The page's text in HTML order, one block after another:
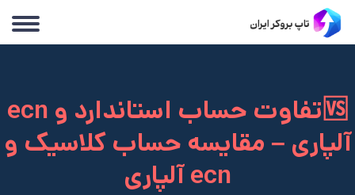
🆚تفاوت حساب استاندارد و ecn
آلپاری – مقایسه حساب کلاسیک و
ecn آلپاری